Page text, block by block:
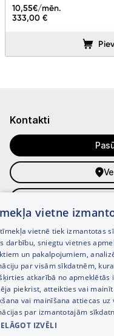
333,00 €
10,55€/mēn.
Kontakti
Tālrunis
Klientu apkalpošanas
Darba dienās 8:00 –
S., Sv. 9:00 – 18:00
Kategorijas
Informācija
vietne
vietnē tiek izmantotas
darbību, sniegtu vietnes
un pakalpojumiem,
par visām sīkdatnēm,
atkarībā no
piekrist, atteikties vai
vai mainīšana attiecas
par izmantotajām
IZVĒLI